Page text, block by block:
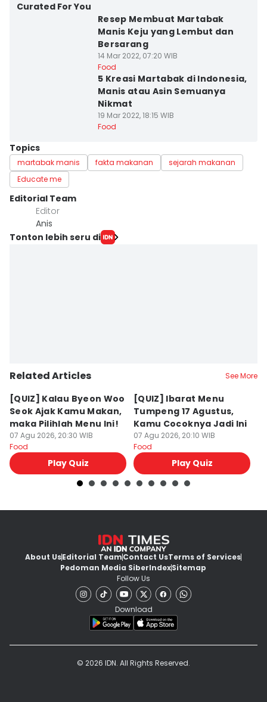
Curated For You
Resep Membuat Martabak
Manis Keju yang Lembut dan
Bersarang
14 Mar 2022, 07:20 WIB
Food
5 Kreasi Martabak di Indonesia,
Manis atau Asin Semuanya
Nikmat
19 Mar 2022, 18:15 WIB
Food
Topics
martabak manis fakta makanan
sejarah makanan
Educate me
Editorial Team
Editor
Anis
Tonton lebih seru di
Related Articles See More
[QUIZ] Kalau Byeon Woo
Seok Ajak Kamu Makan,
maka Pilihlah Menu Ini!
07 Agu 2026, 20:30 WIB
Food
Play Quiz
[QUIZ] Ibarat Menu
Tumpeng 17 Agustus,
Kamu Cocoknya Jadi Ini
07 Agu 2026, 20:10 WIB
Food
Play Quiz
About UsEditorial TeamContact UsTerms of Services
Pedoman Media SiberIndexSitemap
Follow Us
Download
© 2026 IDN. All Rights Reserved.